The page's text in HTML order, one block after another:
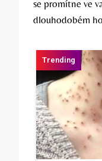
se promítne ve⁢
dlouhodobém